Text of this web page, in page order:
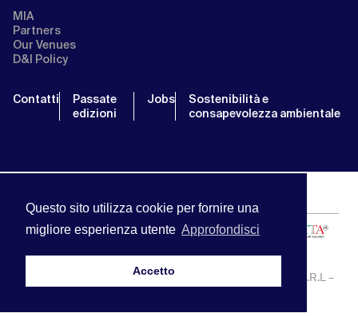
Questo sito utilizza cookie per fornire una
migliore esperienza utente Approfondisci
Accetto
MIA
Partners
Our Venues
D&I Policy
Contatti
Passate
edizioni
Jobs
Sostenibilità e
consapevolezza ambientale
MIA | Mercato Internazionale Audiovisivo | APA SERVICE S.R.L –